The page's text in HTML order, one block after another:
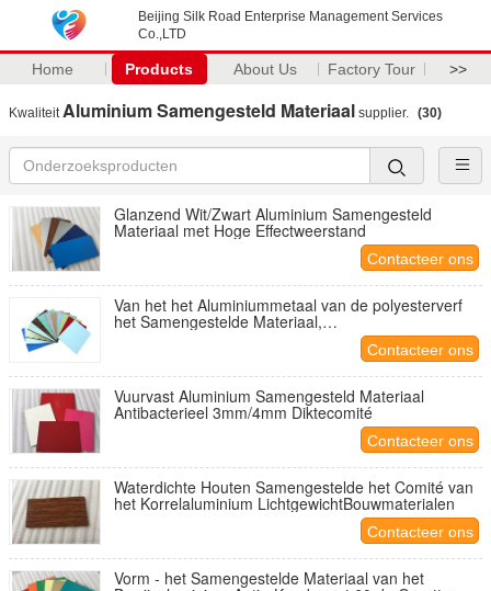
Beijing Silk Road Enterprise Management Services
Co.,LTD
Home Products About Us Factory Tour >>
KwaliteitAluminium Samengesteld Materiaal supplier. (30)
Glanzend Wit/Zwart Aluminium Samengesteld
Materiaal met Hoge Effectweerstand
Contacteer ons
Van het het Aluminiummetaal van de polyesterverf
het Samengestelde Materiaal,
Contacteer ons
Vuurvast Aluminium Samengesteld Materiaal
Antibacterieel 3mm/4mm Diktecomité
Contacteer ons
Waterdichte Houten Samengestelde het Comité van
het Korrelaluminium LichtgewichtBouwmaterialen
Contacteer ons
Vorm - het Samengestelde Materiaal van het